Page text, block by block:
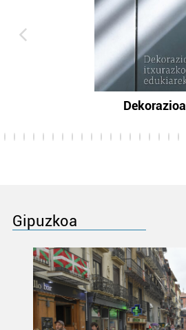
Dekorazioa
Gipuzkoa